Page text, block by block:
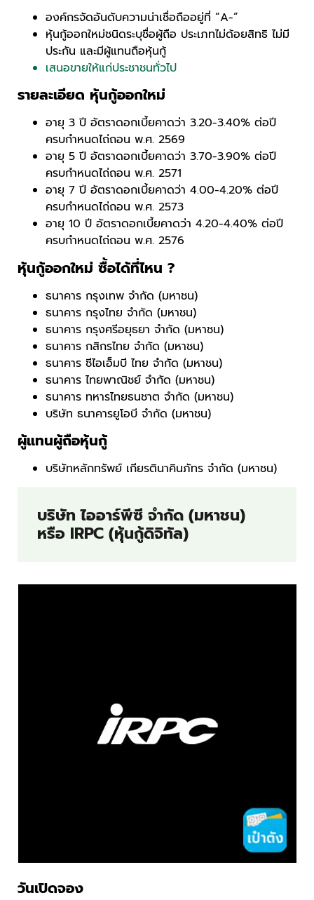
องค์กรจัดอันดับความน่าเชื่อถืออยู่ที่ “A-”
หุ้นกู้ออกใหม่ชนิดระบุชื่อผู้ถือ ประเภทไม่ด้อยสิทธิ ไม่มี
ประกัน และมีผู้แทนถือหุ้นกู้
เสนอขายให้แก่ประชาชนทั่วไป
รายละเอียด หุ้นกู้ออกใหม่
อายุ 3 ปี อัตราดอกเบี้ยคาดว่า 3.20-3.40% ต่อปี
ครบกำหนดไถ่ถอน พ.ศ. 2569
อายุ 5 ปี อัตราดอกเบี้ยคาดว่า 3.70-3.90% ต่อปี
ครบกำหนดไถ่ถอน พ.ศ. 2571
อายุ 7 ปี อัตราดอกเบี้ยคาดว่า 4.00-4.20% ต่อปี
ครบกำหนดไถ่ถอน พ.ศ. 2573
อายุ 10 ปี อัตราดอกเบี้ยคาดว่า 4.20-4.40% ต่อปี
ครบกำหนดไถ่ถอน พ.ศ. 2576
หุ้นกู้ออกใหม่ ซื้อได้ที่ไหน ?
ธนาคาร กรุงเทพ จำกัด (มหาชน)
ธนาคาร กรุงไทย จำกัด (มหาชน)
ธนาคาร กรุงศรีอยุธยา จำกัด (มหาชน)
ธนาคาร กสิกรไทย จำกัด (มหาชน)
ธนาคาร ซีไอเอ็มบี ไทย จำกัด (มหาชน)
ธนาคาร ไทยพาณิชย์ จำกัด (มหาชน)
ธนาคาร ทหารไทยธนชาต จำกัด (มหาชน)
บริษัท ธนาคารยูโอบี จำกัด (มหาชน)
ผู้แทนผู้ถือหุ้นกู้
บริษัทหลักทรัพย์ เกียรตินาคินภัทร จํากัด (มหาชน)
บริษัท ไออาร์พีซี จำกัด (มหาชน)
หรือ IRPC(หุ้นกู้ดิจิทัล)
วันเปิดจอง